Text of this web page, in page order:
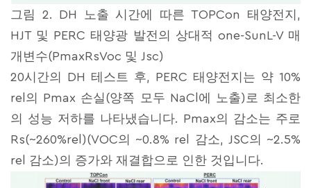
그림 2. DH 노출 시간에 따른 TOPCon 태양전지,
HJT 및 PERC 태양광 발전의 상대적 one-SunL-V 매
개변수(PmaxRsVoc 및 Jsc)
20시간의 DH 테스트 후, PERC 태양전지는 약 10%
rel의 Pmax 손실(양쪽 모두 NaCl에 노출)로 최소한
의 성능 저하를 나타냈습니다. Pmax의 감소는 주로
Rs(~260%rel)(VOC의 ~0.8% rel 감소, JSC의 ~2.5%
rel 감소)의 증가와 재결합으로 인한 것입니다.